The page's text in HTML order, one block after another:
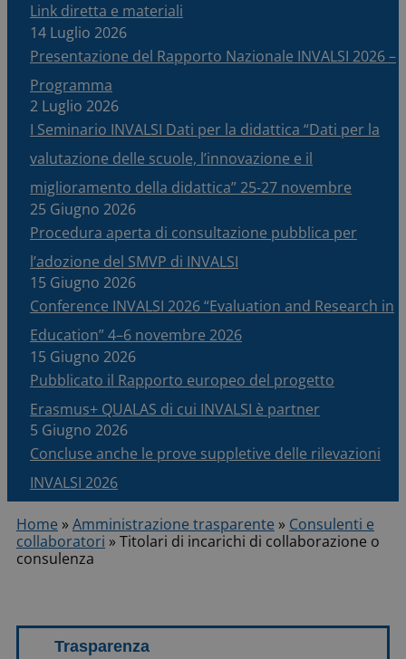
Link diretta e materiali
14 Luglio 2026
Presentazione del Rapporto Nazionale INVALSI 2026 –
Programma
2 Luglio 2026
I Seminario INVALSI Dati per la didattica “Dati per la
valutazione delle scuole, l’innovazione e il
miglioramento della didattica” 25-27 novembre
25 Giugno 2026
Procedura aperta di consultazione pubblica per
l’adozione del SMVP di INVALSI
15 Giugno 2026
Conference INVALSI 2026 “Evaluation and Research in
Education” 4–6 novembre 2026
15 Giugno 2026
Pubblicato il Rapporto europeo del progetto
Erasmus+ QUALAS di cui INVALSI è partner
5 Giugno 2026
Concluse anche le prove suppletive delle rilevazioni
INVALSI 2026
Home »Amministrazione trasparente » Consulenti e
collaboratori »Titolari di incarichi di collaborazione o
consulenza